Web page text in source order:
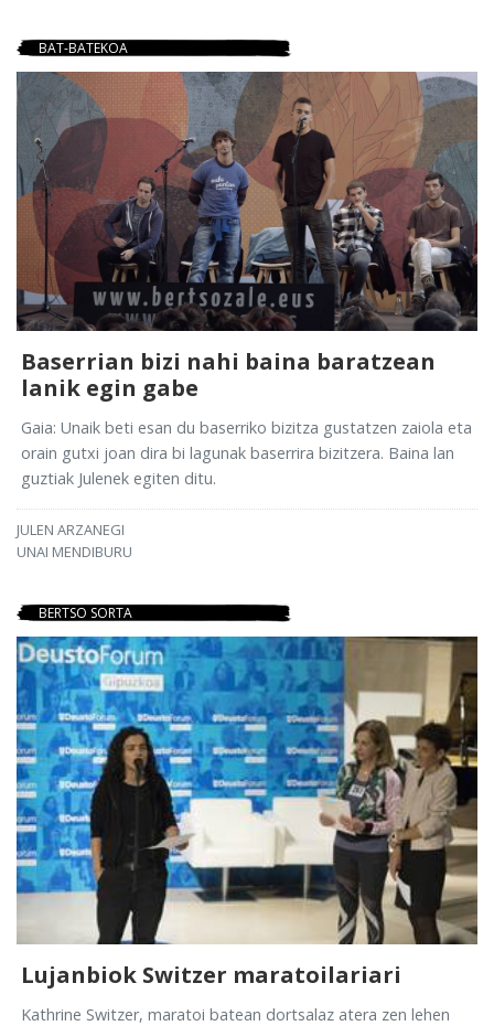
BAT-BATEKOA
Baserrian bizi nahi baina baratzean
lanik egin gabe
Gaia: Unaik beti esan du baserriko bizitza gustatzen zaiola eta
orain gutxi joan dira bi lagunak baserrira bizitzera. Baina lan
guztiak Julenek egiten ditu.
JULEN ARZANEGI
UNAI MENDIBURU
BERTSO SORTA
Lujanbiok Switzer maratoilariari
Kathrine Switzer, maratoi batean dortsalaz atera zen lehen